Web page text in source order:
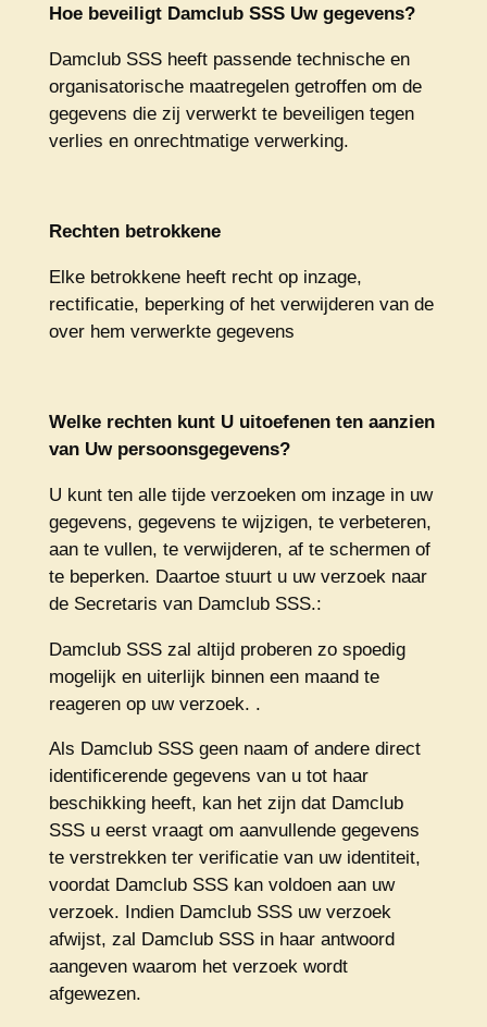
Hoe beveiligt Damclub SSS Uw gegevens?
Damclub SSS heeft passende technische en
organisatorische maatregelen getroffen om de
gegevens die zij verwerkt te beveiligen tegen
verlies en onrechtmatige verwerking.
Rechten betrokkene
Elke betrokkene heeft recht op inzage,
rectificatie, beperking of het verwijderen van de
over hem verwerkte gegevens
Welke rechten kunt U uitoefenen ten aanzien
van Uw persoonsgegevens?
U kunt ten alle tijde verzoeken om inzage in uw
gegevens, gegevens te wijzigen, te verbeteren,
aan te vullen, te verwijderen, af te schermen of
te beperken. Daartoe stuurt u uw verzoek naar
de Secretaris van Damclub SSS.:
Damclub SSS zal altijd proberen zo spoedig
mogelijk en uiterlijk binnen een maand te
reageren op uw verzoek. .
Als Damclub SSS geen naam of andere direct
identificerende gegevens van u tot haar
beschikking heeft, kan het zijn dat Damclub
SSS u eerst vraagt om aanvullende gegevens
te verstrekken ter verificatie van uw identiteit,
voordat Damclub SSS kan voldoen aan uw
verzoek. Indien Damclub SSS uw verzoek
afwijst, zal Damclub SSS in haar antwoord
aangeven waarom het verzoek wordt
afgewezen.